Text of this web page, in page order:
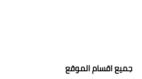
جميع اقسام الموقع